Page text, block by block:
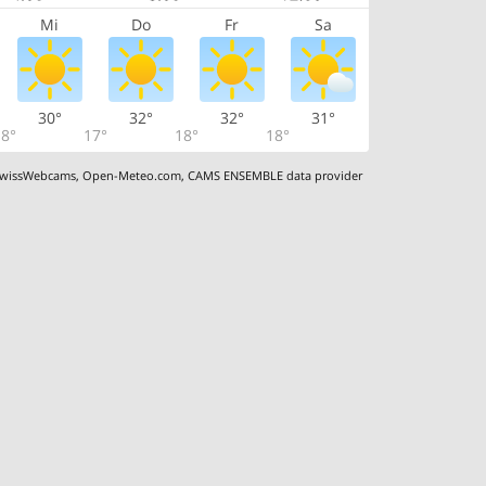
Mi Do Fr Sa
30°
17°
32°
18°
32°
18°
31°
,Open-Meteo.com,CAMS ENSEMBLE data provider